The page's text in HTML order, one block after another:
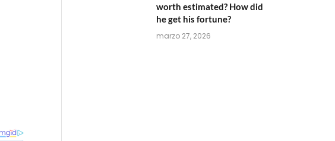
worth estimated? How did
he get his fortune?
marzo 27, 2026